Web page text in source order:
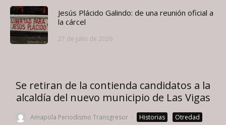
Jesús Plácido Galindo: de una reunión oficial a
la cárcel
27 de julio de 2026
Se retiran de la contienda candidatos a la
alcaldía del nuevo municipio de Las Vigas
Amapola Periodismo Transgresor · Historias Otredad
·